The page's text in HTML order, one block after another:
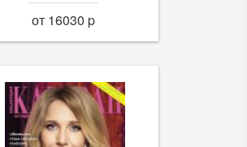
от 16030 p